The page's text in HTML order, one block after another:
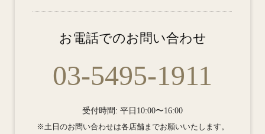
お電話でのお問い合わせ
03-5495-1911
受付時間: 平日10:00〜16:00
※土日のお問い合わせは各店舗までお願いいたします。